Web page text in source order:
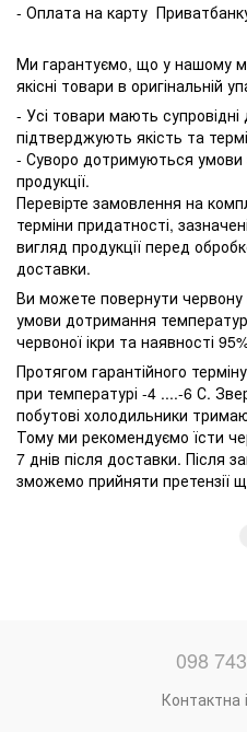
- Оплата на карту
Ми гарантуємо, що у нашому
якісні товари в оригінальній
- Усі товари мають
підтверджують якість та
- Суворо дотримуються умови
продукції.
Перевірте замовлення на
терміни придатності,
вигляд продукції перед
доставки.
Ви можете повернути червону
умови дотримання
червоної ікри та наявності
Протягом гарантійного
при температурі -4 ....-6 С.
побутові холодильники
Тому ми рекомендуємо їсти
7 днів після доставки. Після
зможемо прийняти претензії
098
Контактна